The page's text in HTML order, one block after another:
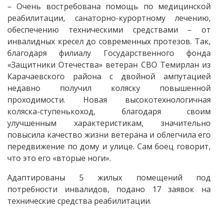
– Очень востребована помощь по медицинской
реабилитации, санаторно-курортному лечению,
обеспечению техническими средствами – от
инвалидных кресел до современных протезов. Так,
благодаря филиалу Государственного фонда
«Защитники Отечества» ветеран СВО Темирлан из
Карачаевского района с двойной ампутацией
недавно получил коляску повышенной
проходимости. Новая высокотехнологичная
коляска-ступенькоход, благодаря своим
улучшенным характеристикам, значительно
повысила качество жизни ветерана и облегчила его
передвижение по дому и улице. Сам боец говорит,
что это его «вторые ноги».
Адаптированы 5 жилых помещений под
потребности инвалидов, подано 17 заявок на
технические средства реабилитации.